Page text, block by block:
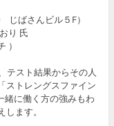
ばさんビル５F）
り 氏
テスト結果からその人
ストレングスファイン
に働く方の強みもわ
ます。